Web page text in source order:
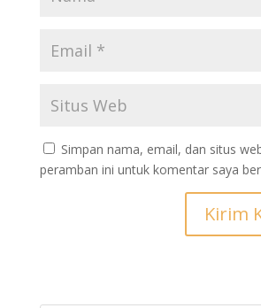
Simpan nama, email, dan situs
peramban ini untuk komentar saya